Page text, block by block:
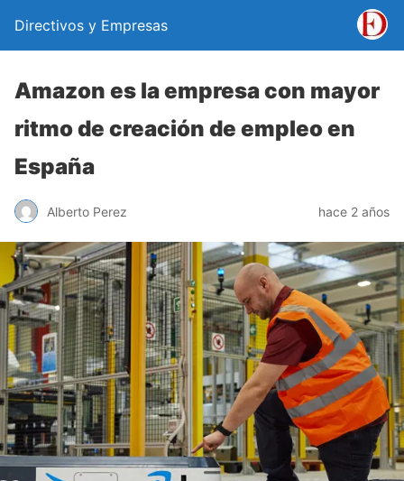
Directivos y Empresas
Amazon es la empresa con mayor
ritmo de creación de empleo en
España
Alberto Perez hace 2 años